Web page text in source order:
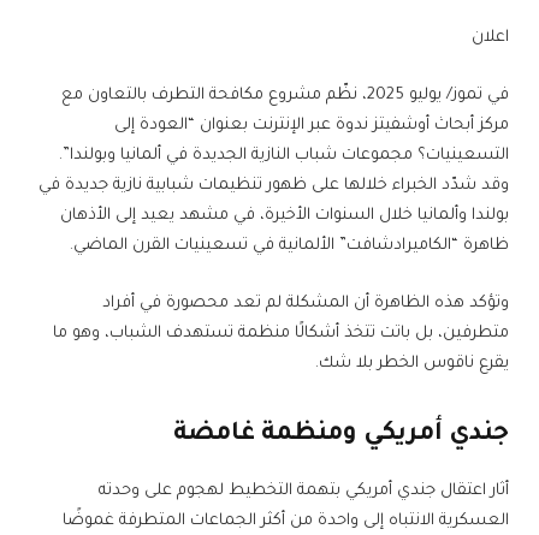
اعلان
في تموز/ يوليو 2025، نظّم مشروع مكافحة التطرف بالتعاون مع
مركز أبحاث أوشفيتز ندوة عبر الإنترنت بعنوان “العودة إلى
التسعينيات؟ مجموعات شباب النازية الجديدة في ألمانيا وبولندا”.
وقد شدّد الخبراء خلالها على ظهور تنظيمات شبابية نازية جديدة في
بولندا وألمانيا خلال السنوات الأخيرة، في مشهد يعيد إلى الأذهان
ظاهرة “الكاميرادشافت” الألمانية في تسعينيات القرن الماضي.
وتؤكد هذه الظاهرة أن المشكلة لم تعد محصورة في أفراد
متطرفين، بل باتت تتخذ أشكالًا منظمة تستهدف الشباب، وهو ما
يقرع ناقوس الخطر بلا شك.
جندي أمريكي ومنظمة غامضة
أثار اعتقال جندي أمريكي بتهمة التخطيط لهجوم على وحدته
العسكرية الانتباه إلى واحدة من أكثر الجماعات المتطرفة غموضًا